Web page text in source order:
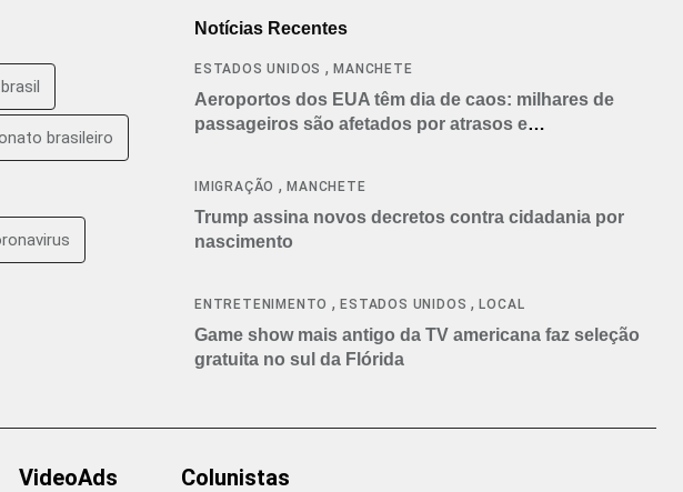
brasil
brasileiro
Notícias Recentes
ESTADOS UNIDOS ,MANCHETE
Aeroportos dos EUA têm dia de caos: milhares de
passageiros são afetados por atrasos e
IMIGRAÇÃO ,MANCHETE
Trump assina novos decretos contra cidadania por
nascimento
ENTRETENIMENTO ,ESTADOS UNIDOS ,LOCAL
Game show mais antigo da TV americana faz seleção
gratuita no sul da Flórida
VideoAds Colunistas